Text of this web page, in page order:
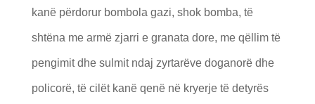
kanë përdorur bombola gazi, shok bomba, të
shtëna me armë zjarri e granata dore, me qëllim të
pengimit dhe sulmit ndaj zyrtarëve doganorë dhe
policorë, të cilët kanë qenë në kryerje të detyrës